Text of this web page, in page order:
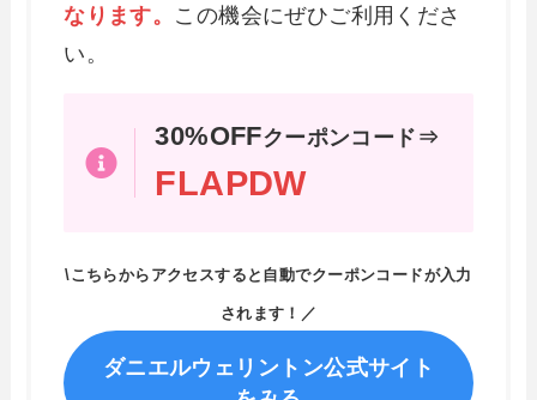
なります。 この機会にぜひご利用くださ
い。
30%OFFクーポンコード⇒
FLAPDW
\こちらからアクセスすると自動でクーポンコードが入力
されます！／
ダニエルウェリントン公式サイト